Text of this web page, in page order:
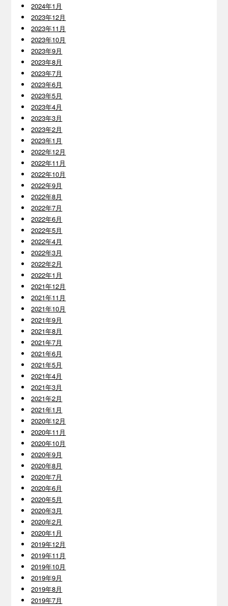
2024年1月
2023年12月
2023年11月
2023年10月
2023年9月
2023年8月
2023年7月
2023年6月
2023年5月
2023年4月
2023年3月
2023年2月
2023年1月
2022年12月
2022年11月
2022年10月
2022年9月
2022年8月
2022年7月
2022年6月
2022年5月
2022年4月
2022年3月
2022年2月
2022年1月
2021年12月
2021年11月
2021年10月
2021年9月
2021年8月
2021年7月
2021年6月
2021年5月
2021年4月
2021年3月
2021年2月
2021年1月
2020年12月
2020年11月
2020年10月
2020年9月
2020年8月
2020年7月
2020年6月
2020年5月
2020年3月
2020年2月
2020年1月
2019年12月
2019年11月
2019年10月
2019年9月
2019年8月
2019年7月